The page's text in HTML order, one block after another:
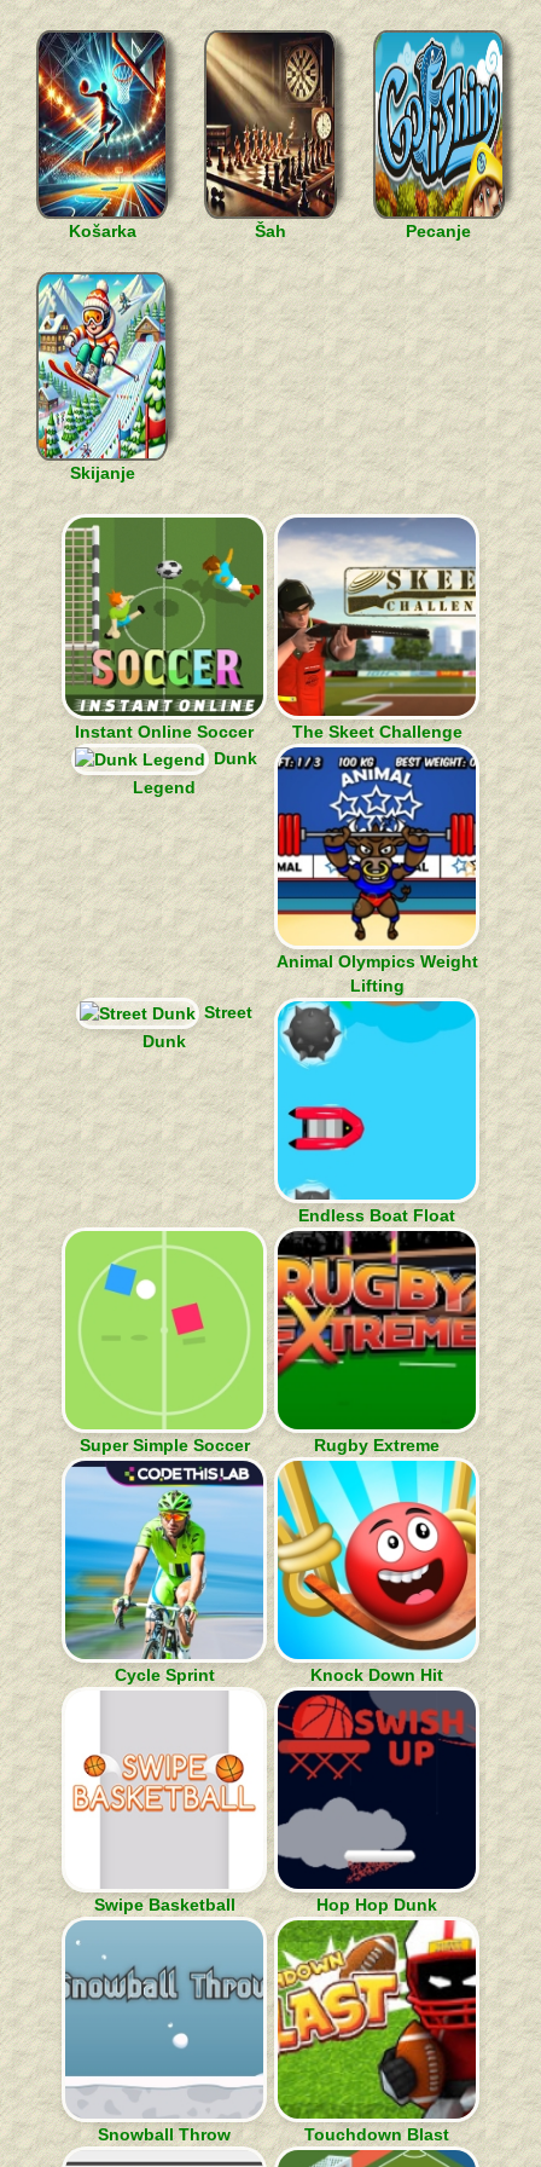
Košarka Šah Pecanje
Skijanje
Instant Online Soccer
The Skeet Challenge
Dunk
Legend
Animal Olympics Weight
Lifting
Street
Dunk
Endless Boat Float
Super Simple Soccer Rugby Extreme
Cycle Sprint Knock Down Hit
Swipe Basketball Hop Hop Dunk
Snowball Throw Touchdown Blast